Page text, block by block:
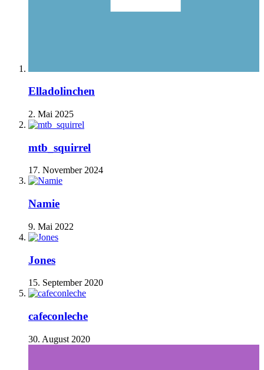
Elladolinchen
2. Mai 2025
mtb_squirrel
17. November 2024
Namie
9. Mai 2022
Jones
15. September 2020
cafeconleche
30. August 2020